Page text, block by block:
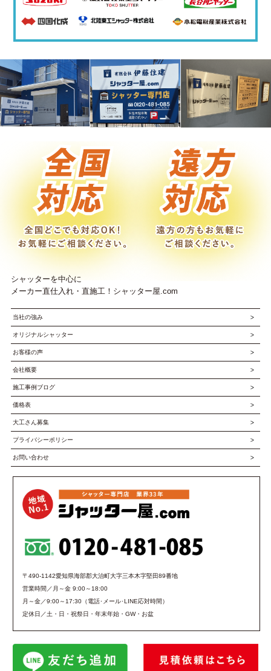
シャッターを中心に
メーカー直仕入れ・直施工！シャッター屋.com
当社の強み
オリジナルシャッター
お客様の声
会社概要
施工事例ブログ
価格表
大工さん募集
プライバシーポリシー
お問い合わせ
〒490-1142愛知県海部郡大治町大字三本木字堅田89番地
営業時間／月～金 9:00～18:00
月～金／9:00～17:30（電話･メール･LINE応対時間）
定休日／土・日・祝祭日・年末年始・GW・お盆